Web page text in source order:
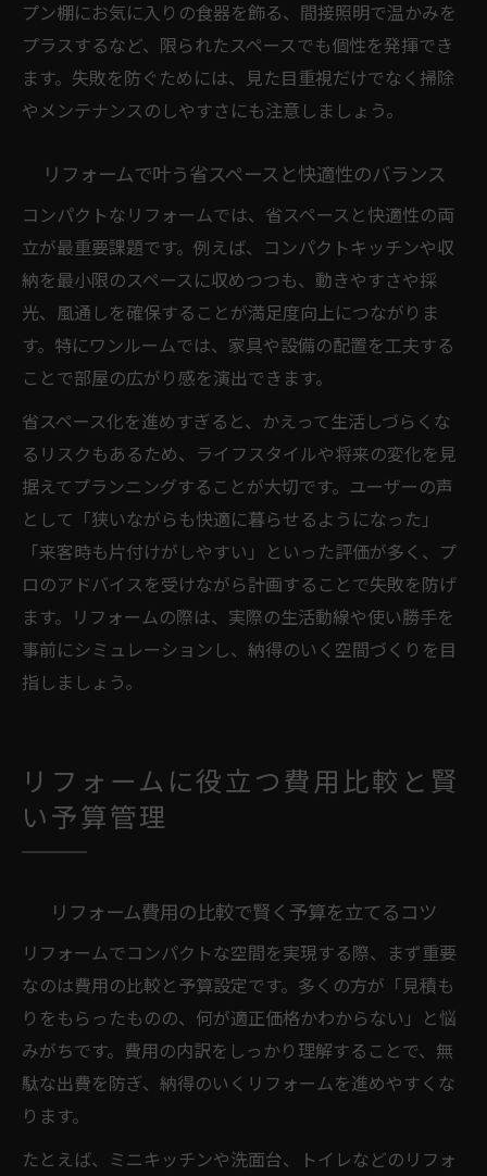
プン棚にお気に入りの食器を飾る、間接照明で温かみを
プラスするなど、限られたスペースでも個性を発揮でき
ます。失敗を防ぐためには、見た目重視だけでなく掃除
やメンテナンスのしやすさにも注意しましょう。
リフォームで叶う省スペースと快適性のバランス
コンパクトなリフォームでは、省スペースと快適性の両
立が最重要課題です。例えば、コンパクトキッチンや収
納を最小限のスペースに収めつつも、動きやすさや採
光、風通しを確保することが満足度向上につながりま
す。特にワンルームでは、家具や設備の配置を工夫する
ことで部屋の広がり感を演出できます。
省スペース化を進めすぎると、かえって生活しづらくな
るリスクもあるため、ライフスタイルや将来の変化を見
据えてプランニングすることが大切です。ユーザーの声
として「狭いながらも快適に暮らせるようになった」
「来客時も片付けがしやすい」といった評価が多く、プ
ロのアドバイスを受けながら計画することで失敗を防げ
ます。リフォームの際は、実際の生活動線や使い勝手を
事前にシミュレーションし、納得のいく空間づくりを目
指しましょう。
リフォームに役立つ費用比較と賢
い予算管理
リフォーム費用の比較で賢く予算を立てるコツ
リフォームでコンパクトな空間を実現する際、まず重要
なのは費用の比較と予算設定です。多くの方が「見積も
りをもらったものの、何が適正価格かわからない」と悩
みがちです。費用の内訳をしっかり理解することで、無
駄な出費を防ぎ、納得のいくリフォームを進めやすくな
ります。
たとえば、ミニキッチンや洗面台、トイレなどのリフォ